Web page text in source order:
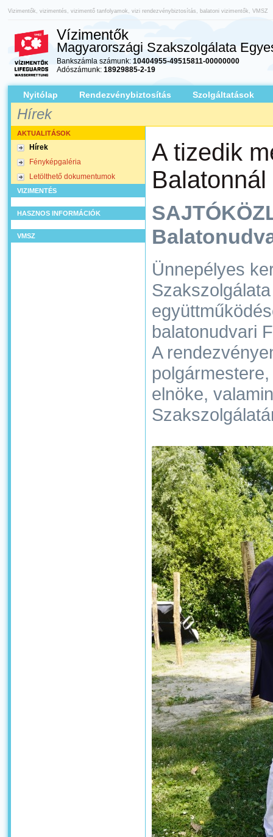
Vizimentők, vizimentés, vizimentő tanfolyamok, vizi rendezvénybiztosítás, balatoni vizimentők, VMSZ
Vízimentők
Magyarországi Szakszolgálata
Bankszámla számunk: 10404955-49515811-00000000
Adószámunk: 18929885-2-19
Nyitólap Rendezvénybiztosítás Szolgáltatások
Hírek
AKTUALITÁSOK
Hírek
Fényképgaléria
Letölthető dokumentumok
VIZIMENTÉS
HASZNOS INFORMÁCIÓK
VMSZ
A tizedik
Ünnepélyes
balatonudvari
A
elnöke,